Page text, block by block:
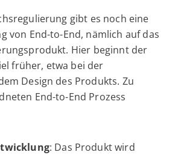
gibt es noch eine
von End-to-End, nämlich auf das
Hier beginnt der
früher, etwa bei der
Design des Produkts. Zu
End-to-End Prozess
: Das Produkt wird